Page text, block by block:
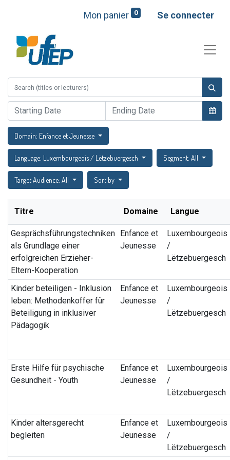
Mon panier 0 Se connecter
Domain: Enfance et Jeunesse
Language: Luxembourgeois / Lëtzebuergesch Segment: All
Target Audience: All Sort by
Titre Domaine Langue
Gesprächsführungstechniken
als Grundlage einer
erfolgreichen Erzieher-
Eltern-Kooperation
Enfance et
Jeunesse
Luxembourgeois
/
Lëtzebuergesch
Kinder beteiligen - Inklusion
leben: Methodenkoffer für
Beteiligung in inklusiver
Pädagogik
Enfance et
Jeunesse
Luxembourgeois
/
Lëtzebuergesch
Erste Hilfe für psychische
Gesundheit - Youth
Enfance et
Jeunesse
Luxembourgeois
/
Lëtzebuergesch
Kinder altersgerecht
begleiten
Enfance et
Jeunesse
Luxembourgeois
/
Lëtzebuergesch